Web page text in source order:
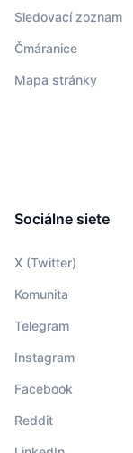
Sledovací zoznam
Čmáranice
Mapa stránky
Sociálne siete
X (Twitter)
Komunita
Telegram
Instagram
Facebook
Reddit